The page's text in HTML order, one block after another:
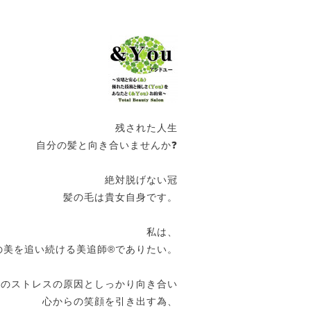
残された人生
自分の髪と向き合いませんか❓
絶対脱げない冠
髪の毛は貴女自身です。
私は、
美を追い続ける美追師®️でありたい。
ストレスの原因としっかり向き合い
心からの笑顔を引き出す為、